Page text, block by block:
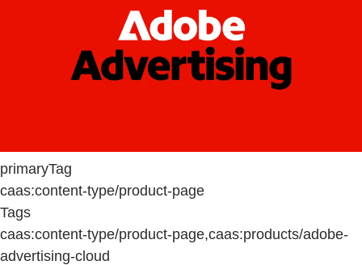
primaryTag
caas:content-type/product-page
Tags
caas:content-type/product-page,caas:products/adobe-
advertising-cloud